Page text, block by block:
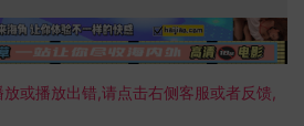
或播放出错,请点击右侧客服或者反馈,